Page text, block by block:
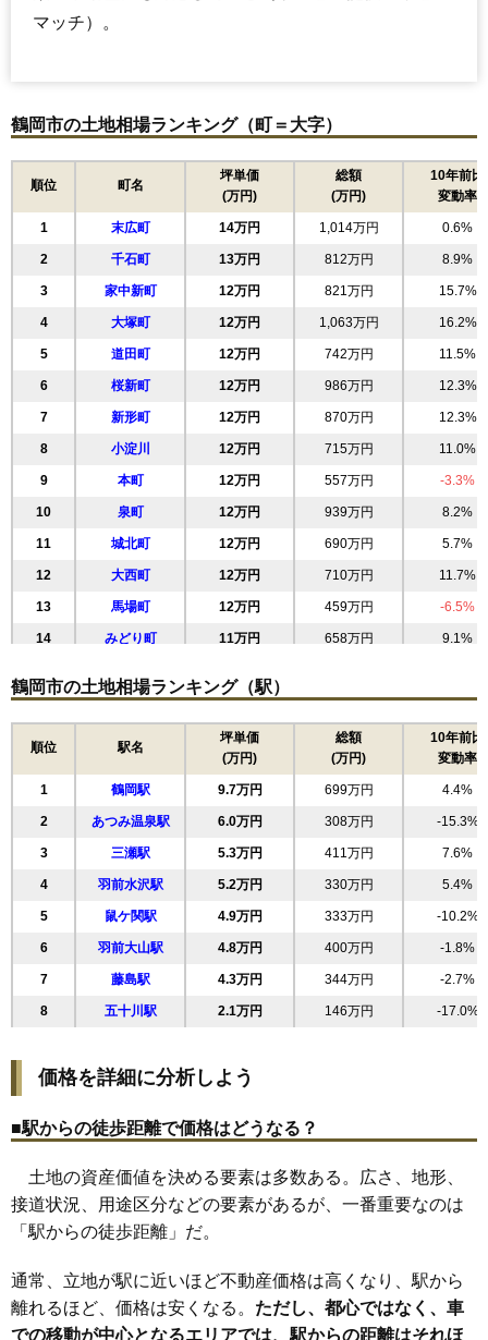
マッチ）。
鶴岡市の土地相場ランキング（町＝大字）
順位 町名
坪単価
(万円)
総額
(万円)
10年前比
変動率
1 末広町 14万円 1,014万円 0.6%
2 千石町 13万円 812万円 8.9%
3 家中新町 12万円 821万円 15.7%
4 大塚町 12万円 1,063万円 16.2%
5 道田町 12万円 742万円 11.5%
6 桜新町 12万円 986万円 12.3%
7 新形町 12万円 870万円 12.3%
8 小淀川 12万円 715万円 11.0%
9 本町 12万円 557万円 -3.3%
10 泉町 12万円 939万円 8.2%
11 城北町 12万円 690万円 5.7%
12 大西町 12万円 710万円 11.7%
13 馬場町 12万円 459万円 -6.5%
14 みどり町 11万円 658万円 9.1%
16 睦町 11万円 530万円 7.3%
11万円 853万円 15.6%
11万円 783万円 13.7%
19 西新斎町 11万円 1,117万円 13.7%
20 文園町 11万円 811万円 11.3%
21 大部町 11万円 585万円 8.6%
22 苗津町 11万円 264万円 -8.4%
23 砂田町 11万円 796万円 10.3%
24 のぞみ町 11万円 944万円 8.5%
25 淀川町 11万円 891万円 8.7%
26 大宝寺町 11万円 566万円 7.6%
28 錦町 11万円
30 新海町 11万円 671万円 11.8%
31 青柳町 10万円 712万円 12.4%
32 海老島町 10万円 1,051万円 8.2%
33 日出
34 城南町 10万円 853万円 7.2%
35 日吉町 10万円 485万円 -3.0%
36 日和田町 10万円 559万円 6.3%
鶴岡市の土地相場ランキング（駅）
順位 駅名
坪単価
(万円)
総額
(万円)
10年前比
変動率
1 鶴岡駅 9.7万円 699万円 4.4%
2 あつみ温泉駅 6.0万円 308万円 -15.3%
3 三瀬駅 5.3万円 411万円 7.6%
4 羽前水沢駅 5.2万円 330万円 5.4%
5 鼠ケ関駅 4.9万円 333万円 -10.2%
6 羽前大山駅 4.8万円 400万円 -1.8%
7 藤島駅 4.3万円 344万円 -2.7%
8 五十川駅 2.1万円 146万円 -17.0%
価格を詳細に分析しよう
■駅からの徒歩距離で価格はどうなる？
土地の資産価値を決める要素は多数ある。広さ、地形、
接道状況、用途区分などの要素があるが、一番重要なのは
「駅からの徒歩距離」だ。
通常、立地が駅に近いほど不動産価格は高くなり、駅から
離れるほど、価格は安くなる。 ただし、都心ではなく、車
での移動が中心となるエリアでは、駅からの距離はそれほ